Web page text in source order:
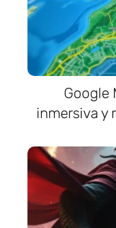
Google
inmersiva y